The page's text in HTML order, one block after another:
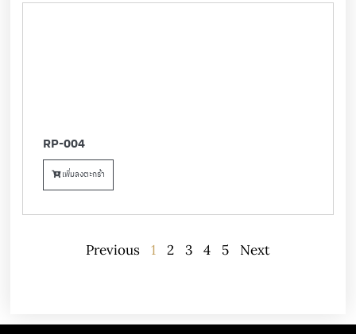
RP-004
เพิ่มลงตะกร้า
Previous 1 2 3 4 5 Next